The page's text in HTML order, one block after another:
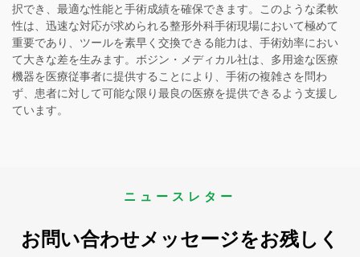
択でき、最適な性能と手術成績を確保できます。このような柔軟
性は、迅速な対応が求められる整形外科手術現場において極めて
重要であり、ツールを素早く交換できる能力は、手術効率におい
て大きな差を生みます。ボジン・メディカル社は、多用途な医療
機器を医療従事者に提供することにより、手術の複雑さを問わ
ず、患者に対して可能な限り最良の医療を提供できるよう支援し
ています。
ニュースレター
お問い合わせメッセージをお残しく